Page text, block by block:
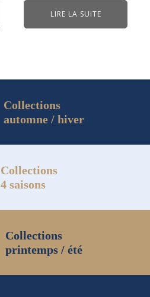
LIRE LA SUITE
Collections
automne / hiver
Collections
4 saisons
Collections
printemps / été